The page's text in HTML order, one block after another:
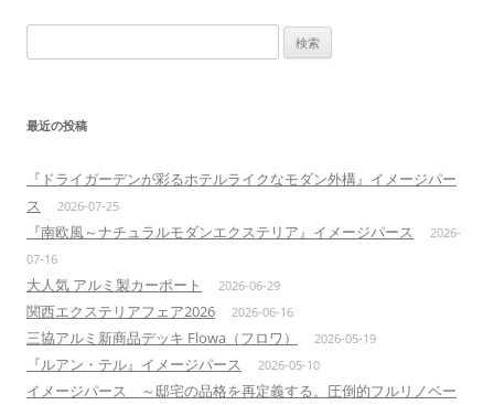
索:
最近の投稿
『ドライガーデンが彩るホテルライクなモダン外構』イメージパー
ス
2026-07-25
『南欧風～ナチュラルモダンエクステリア』イメージパース
2026-
07-16
大人気 アルミ製カーポート 2026-06-29
関西エクステリアフェア2026 2026-06-16
三協アルミ新商品デッキ Flowa（フロワ） 2026-05-19
『ルアン・テル』イメージパース 2026-05-10
イメージパース ～邸宅の品格を再定義する。圧倒的フルリノベー